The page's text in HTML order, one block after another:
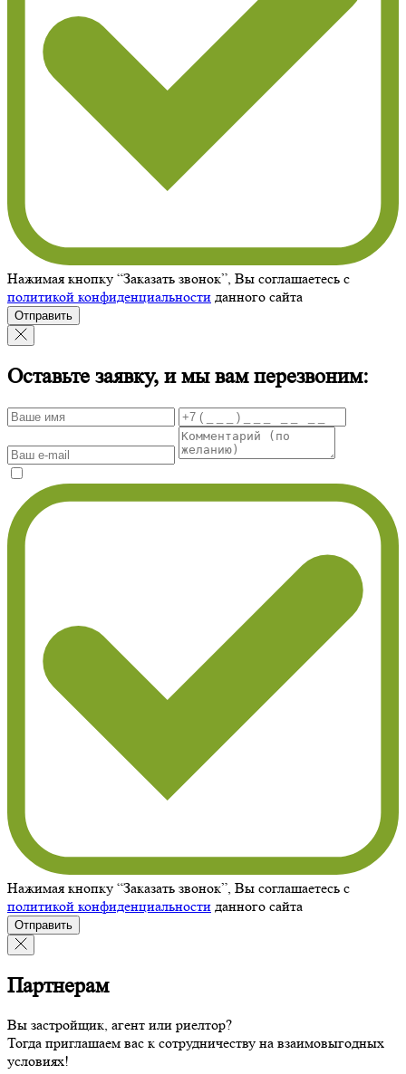
Нажимая кнопку “Заказать звонок”, Вы соглашаетесь с
политикой конфиденциальности данного сайта
Отправить
Оставьте заявку, и мы вам перезвоним:
Нажимая кнопку “Заказать звонок”, Вы соглашаетесь с
политикой конфиденциальности данного сайта
Отправить
Партнерам
Вы застройщик, агент или риелтор?
Тогда приглашаем вас к сотрудничеству на взаимовыгодных
условиях!